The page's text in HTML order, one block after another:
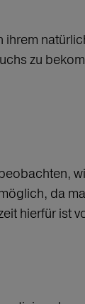
zu
da
hierfür ist